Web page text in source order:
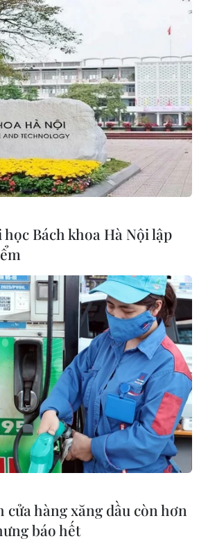
và Israel: Hệ thống y
như sụp đổ
giới (WHO), số ca bệnh hô hấp,
lở tại Gaza tăng vọt; có nguy
vì tình trạng tụ tập quá đông đúc
Bách khoa Hà Nội lập
cửa hàng xăng dầu còn hơn
báo hết